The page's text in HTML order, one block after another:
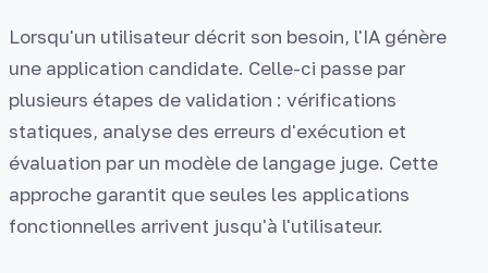
Lorsqu'un utilisateur décrit son besoin, l'IA génère
une application candidate. Celle-ci passe par
plusieurs étapes de validation : vérifications
statiques, analyse des erreurs d'exécution et
évaluation par un modèle de langage juge. Cette
approche garantit que seules les applications
fonctionnelles arrivent jusqu'à l'utilisateur.